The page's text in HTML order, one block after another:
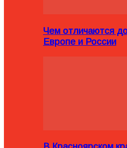
Чем отличаются
Европе и России